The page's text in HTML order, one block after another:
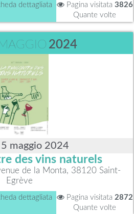
dettagliata Pagina visitata 3826
Quante volte
MAGGIO 2024
maggio 2024
des vins naturels
de la Monta, 38120 Saint-
Egrève
dettagliata Pagina visitata 2872
Quante volte